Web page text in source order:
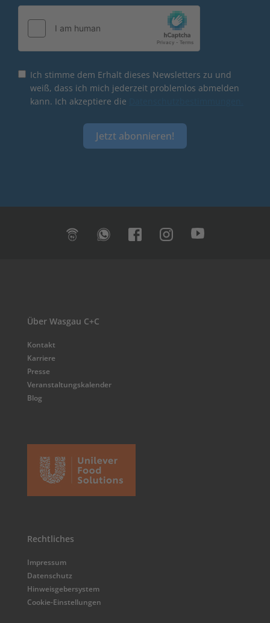
Ich stimme dem Erhalt dieses Newsletters zu und
weiß, dass ich mich jederzeit problemlos abmelden
kann. Ich akzeptiere die
Jetzt abonnieren!
Über Wasgau C+C
Kontakt
Karriere
Presse
Veranstaltungskalender
Blog
Rechtliches
Impressum
Datenschutz
Hinweisgebersystem
Cookie-Einstellungen